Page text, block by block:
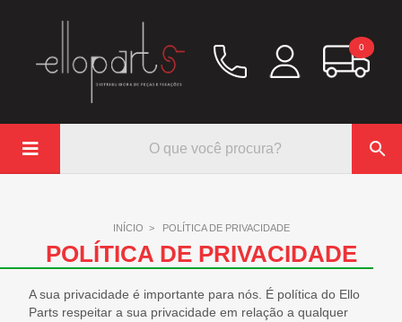
0

Lubrificação/Elétrica
Pinos e Prisioneiros
Abraçadeiras
Rodoar/Freio
INÍCIO > POLÍTICA DE PRIVACIDADE
POLÍTICA DE PRIVACIDADE
A sua privacidade é importante para nós. É política do Ello
Parts respeitar a sua privacidade em relação a qualquer